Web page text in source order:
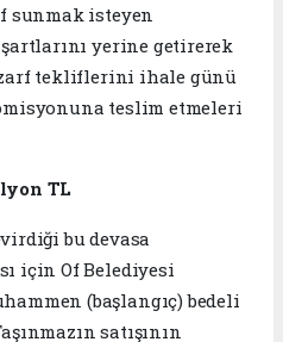
sunmak isteyen
yerine getirerek
tekliflerini ihale günü
teslim etmeleri
TL
bu devasa
için Of Belediyesi
(başlangıç) bedeli
satışının